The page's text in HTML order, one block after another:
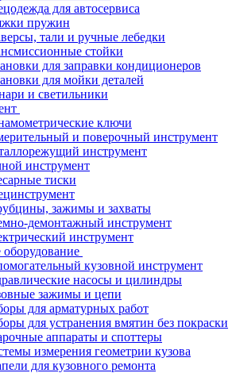
для автосервиса
пружин
тали и ручные лебедки
стойки
для заправки кондиционеров
для мойки деталей
и светильники
ключи
и поверочный инструмент
инструмент
инструмент
тиски
зажимы и захваты
демонтажный инструмент
инструмент
оборудование
кузовной инструмент
насосы и цилиндры
зажимы и цепи
для арматурных работ
для устранения вмятин без покраски
аппараты и споттеры
измерения геометрии кузова
для кузовного ремонта